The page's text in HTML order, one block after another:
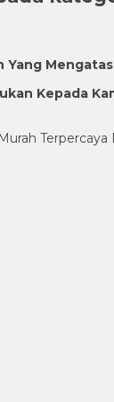
Kepada
Terpercaya